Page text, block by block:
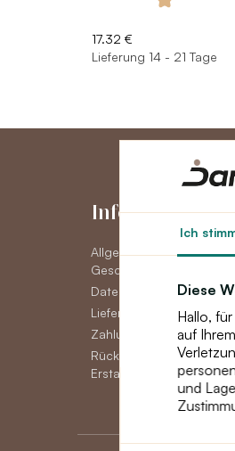
Ich
Diese
Hallo,
auf
und
17.32 €
Lieferung 14 - 21 Tage
Informationen
Allgemeine
Geschäftsbedingungen
Datenschutzerklärung
Lieferoptionen
Zahlungsmöglichkeiten
Rückgabe, Umtausch
Erstattung von Waren